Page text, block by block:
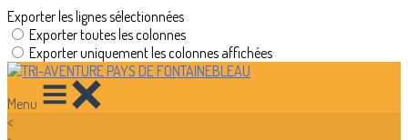
Exporter les lignes sélectionnées
Exporter toutes les colonnes
Exporter uniquement les colonnes affichées
Menu
<